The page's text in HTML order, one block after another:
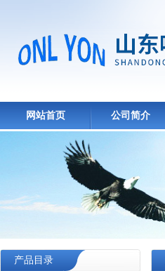
网站首页 公司简介
产品目录